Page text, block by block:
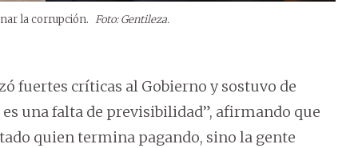
la corrupción. Foto: Gentileza.
fuertes críticas al Gobierno y sostuvo de
una falta de previsibilidad”, afirmando que
quien termina pagando, sino la gente